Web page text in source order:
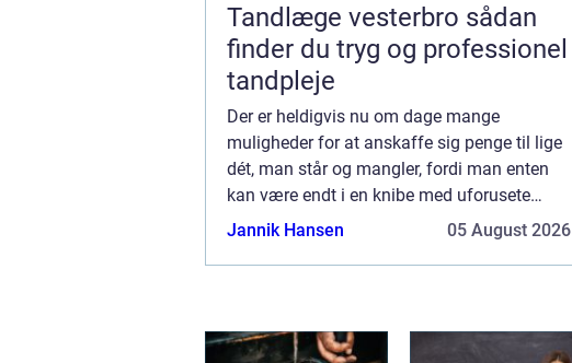
Tandlæge vesterbro sådan
finder du tryg og professionel
tandpleje
Der er heldigvis nu om dage mange
muligheder for at anskaffe sig penge til lige
dét, man står og mangler, fordi man enten
kan være endt i en knibe med uforusete
udgifter, eller man bare vil supplere ens
Jannik Hansen 05 August 2026